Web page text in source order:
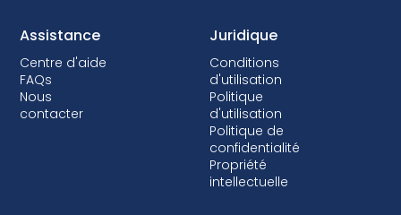
Assistance
Centre d'aide
FAQs
Nous
contacter
Juridique
Conditions
d'utilisation
Politique
d'utilisation
Politique de
confidentialité
Propriété
intellectuelle